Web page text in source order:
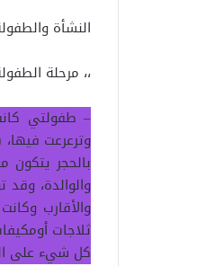
النشأة
،، مرحلة
– طفولتي
وترعرعت
بالحجر
والوالدة،
والأقارب
ثلاجات
كل شيء على